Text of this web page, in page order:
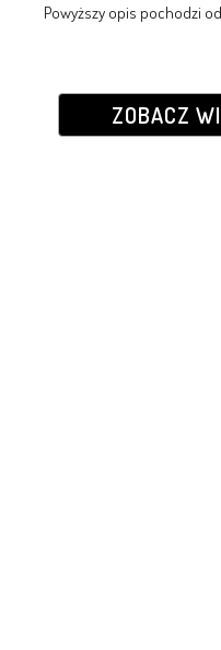
Powyższy opis pochodzi
ZOBACZ